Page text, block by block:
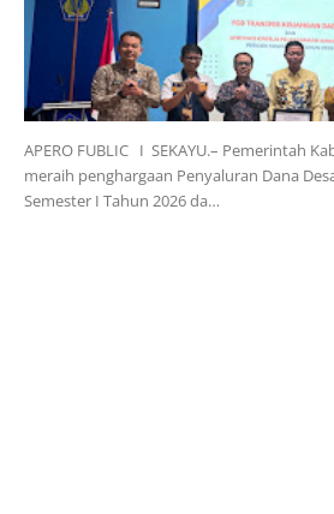
APERO FUBLIC I SEKAYU.– Pemerintah
meraih penghargaan Penyaluran Dana
Semester I Tahun 2026 da…